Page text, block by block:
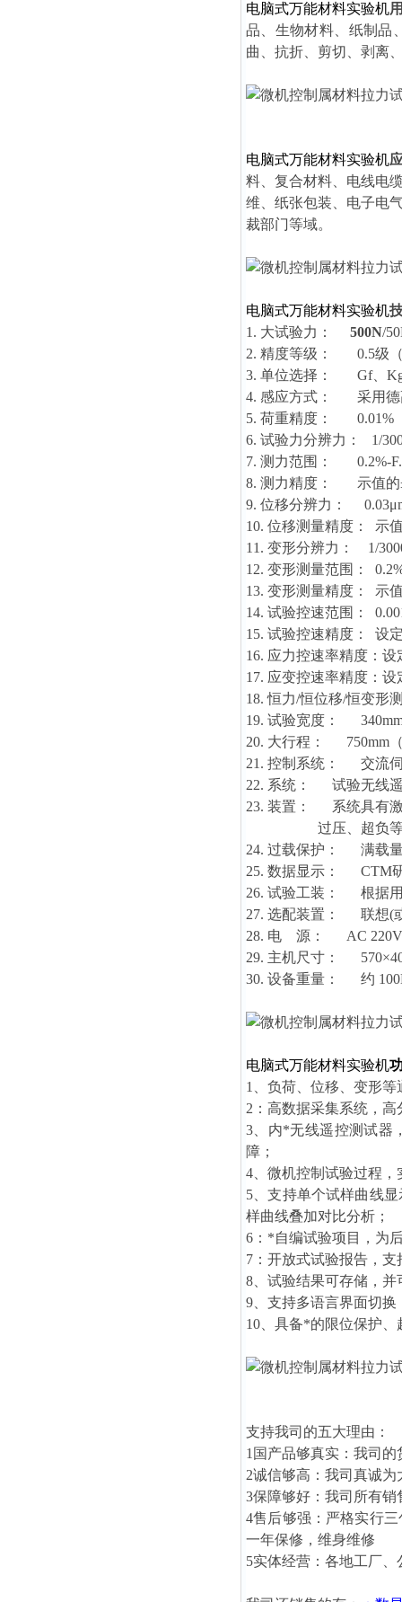
电脑式万能材料实验机
品、生物材料、纸制品
曲、抗折、剪切、剥离
电脑式万能材料实验机
料、复合材料、电线电
维、纸张包装、电子电
裁部门等域。
电脑式万能材料实验机
1. 大试验力： 500N/
2. 精度等级： 0.5级（
3. 单位选择： Gf、
4. 感应方式： 采用德
5. 荷重精度： 0.01%
6. 试验力分辨力： 1/
7. 测力范围： 0.2%-
8. 测力精度： 示值的
9. 位移分辨力：
10. 位移测量精度： 示
11. 变形分辨力： 1/
12. 变形测量范围：
13. 变形测量精度： 示
14. 试验控速范围：
15. 试验控速精度： 设
16. 应力控速率精度：设
17. 应变控速率精度：设
18. 恒力/恒位移/恒变形
19. 试验宽度：
20. 大行程： 750mm
21. 控制系统： 交流
22. 系统： 试验无线
23. 装置： 系统具有激
过压、超负等检查
24. 过载保护： 满载量
25. 数据显示： CTM
26. 试验工装： 根据用
27. 选配装置： 联想(
28. 电 源： AC 220V
29. 主机尺寸：
30. 设备重量： 约
电脑式万能材料实验机
1、负荷、位移、变形
2：高数据采集系统，
3、内*无线遥控测试器
障；
4、微机控制试验过程
5、支持单个试样曲线
样曲线叠加对比分析；
6：*自编试验项目，为
7：开放式试验报告，
8、试验结果可存储，
9、支持多语言界面切
10、具备*的限位保护
支持我司的五大理由：
1国产品够真实：我司
2诚信够高：我司真诚
3保障够好：我司所有
4售后够强：严格实行
一年保修，维身维修
5实体经营：各地工厂